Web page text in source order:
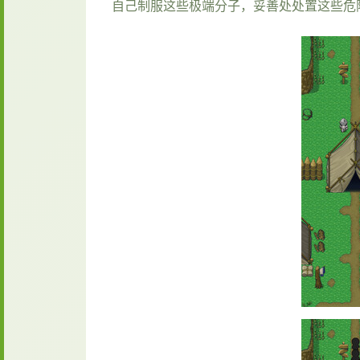
自己制服这些极端分子，妥善处处置这些危